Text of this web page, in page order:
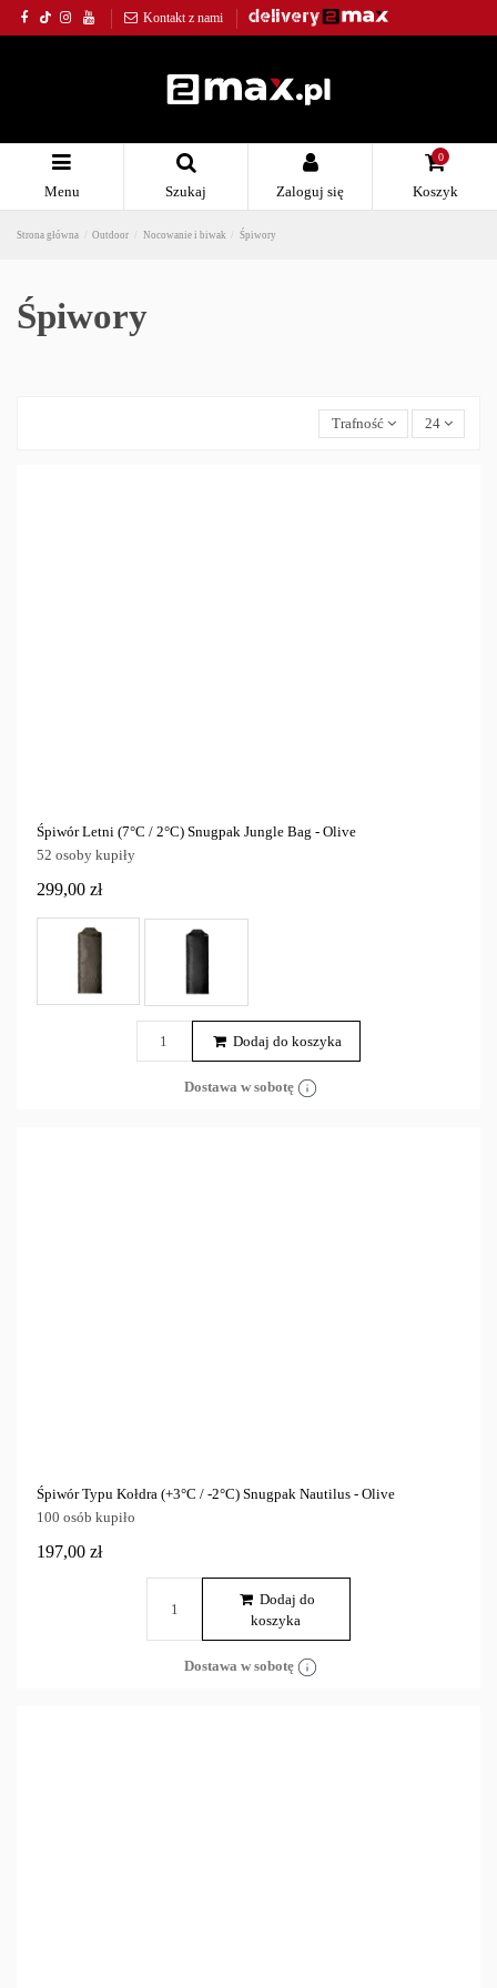
Kontakt z nami
Menu Szukaj Zaloguj się
0
Koszyk
Strona główna Outdoor Nocowanie i biwak Śpiwory
Śpiwory
Trafność 24
Śpiwór Letni (7°C / 2°C) Snugpak Jungle Bag - Olive
52 osoby kupiły
299,00 zł
Dodaj do koszyka
Dostawa w sobotę
Śpiwór Typu Kołdra (+3°C / -2°C) Snugpak Nautilus - Olive
100 osób kupiło
197,00 zł
Dodaj do
koszyka
Dostawa w sobotę